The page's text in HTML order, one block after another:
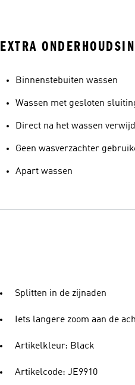
EXTRA
Binnenstebuiten wassen
Wassen met gesloten
Direct na het wassen
Geen wasverzachter
Apart wassen
Splitten in de zijnaden
Iets langere zoom aan de
Artikelkleur: Black
Artikelcode: JE9910